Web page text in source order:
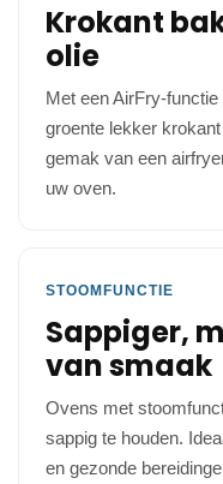
Krokant
olie
Met een AirFry-
groente lekker
gemak van een
uw oven.
STOOMFUNCTIE
Sappiger,
van smaak
Ovens met
sappig te houden.
en gezonde